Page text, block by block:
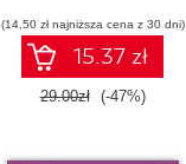
(14,50 zł najniższa cena z 30 dni)
15.37 zł
29.00zł (-47%)